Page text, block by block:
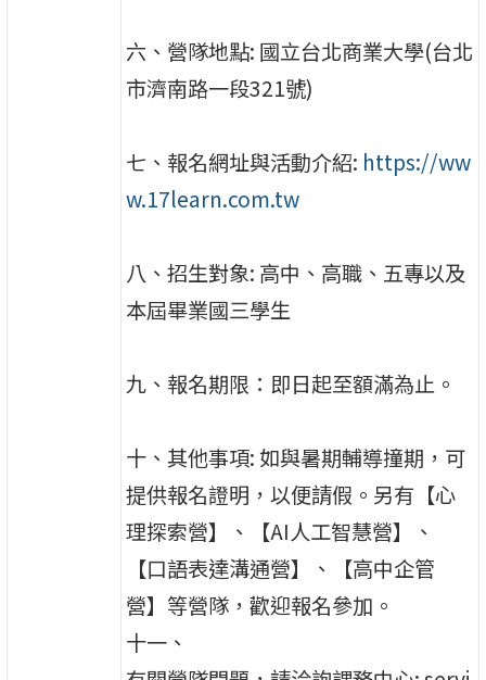
六、營隊地點: 國立台北商業大學(台北
市濟南路一段321號)
七、報名網址與活動介紹: https://ww
w.17learn.com.tw
八、招生對象: 高中、高職、五專以及
本屆畢業國三學生
九、報名期限：即日起至額滿為止。
十、其他事項: 如與暑期輔導撞期，可
提供報名證明，以便請假。另有【心
理探索營】、【AI人工智慧營】、
【口語表達溝通營】、【高中企管
營】等營隊，歡迎報名參加。
十一、